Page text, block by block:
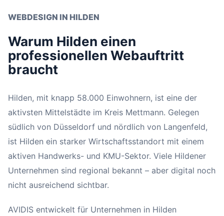
WEBDESIGN IN HILDEN
Warum Hilden einen
professionellen Webauftritt
braucht
Hilden, mit knapp 58.000 Einwohnern, ist eine der
aktivsten Mittelstädte im Kreis Mettmann. Gelegen
südlich von Düsseldorf und nördlich von Langenfeld,
ist Hilden ein starker Wirtschaftsstandort mit einem
aktiven Handwerks- und KMU-Sektor. Viele Hildener
Unternehmen sind regional bekannt – aber digital noch
nicht ausreichend sichtbar.
AVIDIS entwickelt für Unternehmen in Hilden